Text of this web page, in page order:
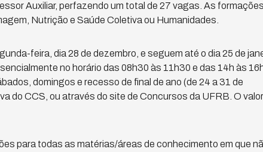
Auxiliar, perfazendo um total de 27 vagas. As formações
Nutrição e Saúde Coletiva ou Humanidades.
feira, dia 28 de dezembro, e seguem até o dia 25 de
no horário das 08h30 às 11h30 e das 14h às
domingos e recesso de final de ano (de 24 a 31 de
do CCS, ou através do site de Concursos da UFRB. O valor
para todas as matérias/áreas de conhecimento em que